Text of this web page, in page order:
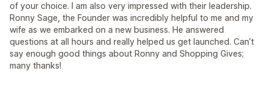
of your choice. I am also very impressed with their leadership.
Ronny Sage, the Founder was incredibly helpful to me and my
wife as we embarked on a new business. He answered
questions at all hours and really helped us get launched. Can’t
say enough good things about Ronny and Shopping Gives;
many thanks!